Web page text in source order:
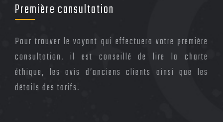
Première consultation
Pour trouver le voyant qui effectuera votre première
consultation, il est conseillé de lire la charte
éthique, les avis d’anciens clients ainsi que les
détails des tarifs.